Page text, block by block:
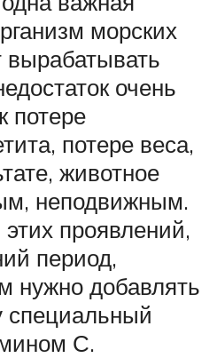
морских
вырабатывать
очень
потере
потере веса,
животное
неподвижным.
проявлений,
период,
нужно добавлять
специальный
С.